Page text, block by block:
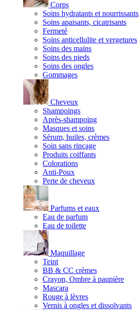
Corps
Soins hydratants et nourrissants
Soins apaisants, cicatrisants
Fermeté
Soins anticellulite et vergetures
Soins des mains
Soins des pieds
Soins des ongles
Gommages
Cheveux
Shampoings
Après-shampoing
Masques et soins
Sérum, huiles, crèmes
Soin sans rinçage
Produits coiffants
Colorations
Anti-Poux
Perte de cheveux
Parfums et eaux
Eau de parfum
Eau de toilette
Maquillage
Teint
BB & CC crèmes
Crayon, Ombre à paupière
Mascara
Rouge à lèvres
Vernis à ongles et dissolvants